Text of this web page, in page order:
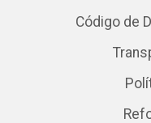
Código de